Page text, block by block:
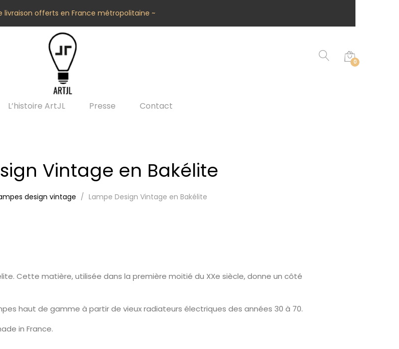
livraison offerts en France métropolitaine ~
0
L’histoire ArtJL Presse Contact
Vintage en Bakélite
design vintage Lampe Design Vintage en Bakélite
Cette matière, utilisée dans la première moitié du XXe siècle, donne un côté
haut de gamme à partir de vieux radiateurs électriques des années 30 à 70.
in France.